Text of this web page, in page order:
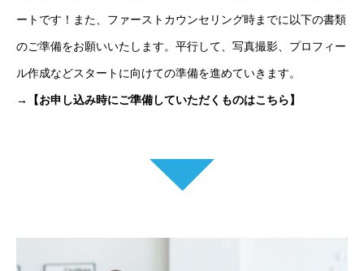
ートです！また、ファーストカウンセリング時までに以下の書類
のご準備をお願いいたします。平行して、写真撮影、プロフィー
ル作成などスタートに向けての準備を進めていきます。
→【お申し込み時にご準備していただくものはこちら】